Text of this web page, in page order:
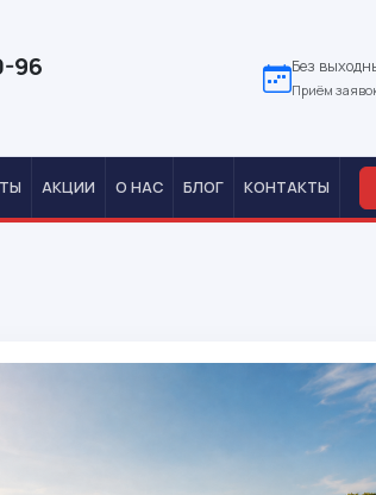
96 Без
Приём
АКЦИИ О НАС БЛОГ КОНТАКТЫ